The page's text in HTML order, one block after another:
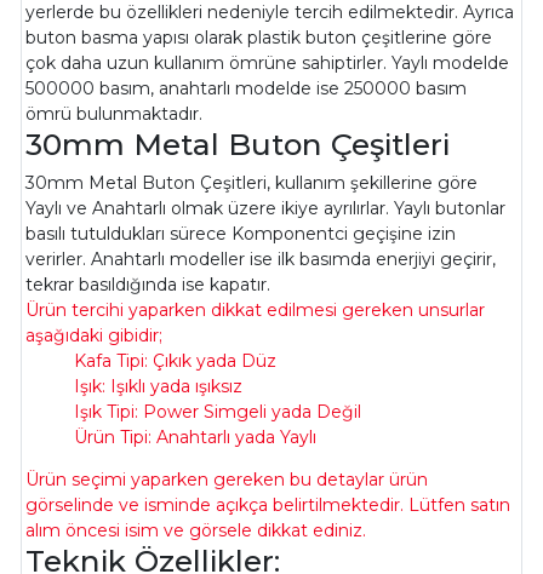
yerlerde bu özellikleri nedeniyle tercih edilmektedir. Ayrıca
buton basma yapısı olarak plastik buton çeşitlerine göre
çok daha uzun kullanım ömrüne sahiptirler. Yaylı modelde
500000 basım, anahtarlı modelde ise 250000 basım
ömrü bulunmaktadır.
30mm Metal Buton Çeşitleri
30mm Metal Buton Çeşitleri, kullanım şekillerine göre
Yaylı ve Anahtarlı olmak üzere ikiye ayrılırlar. Yaylı butonlar
basılı tutuldukları sürece Komponentci geçişine izin
verirler. Anahtarlı modeller ise ilk basımda enerjiyi geçirir,
tekrar basıldığında ise kapatır.
Ürün tercihi yaparken dikkat edilmesi gereken unsurlar
aşağıdaki gibidir;
Kafa Tipi: Çıkık yada Düz
Işık: Işıklı yada ışıksız
Işık Tipi: Power Simgeli yada Değil
Ürün Tipi: Anahtarlı yada Yaylı
Ürün seçimi yaparken gereken bu detaylar ürün
görselinde ve isminde açıkça belirtilmektedir. Lütfen satın
alım öncesi isim ve görsele dikkat ediniz.
Teknik Özellikler: